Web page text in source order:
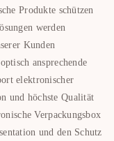
Produkte schützen
werden
Kunden
ansprechende
elektronischer
und höchste Qualität
Verpackungsbox
und den Schutz